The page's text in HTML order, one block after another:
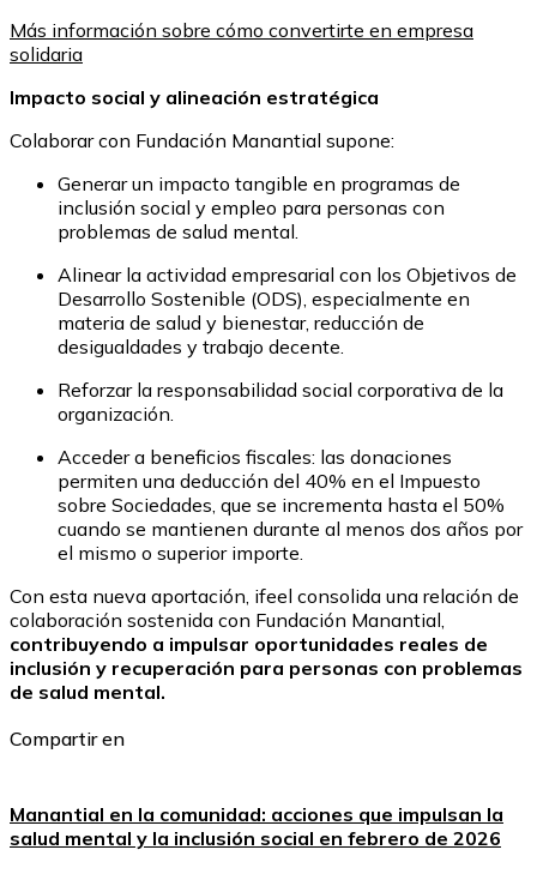
Más información sobre cómo convertirte en empresa
solidaria
Impacto social y alineación estratégica
Colaborar con Fundación Manantial supone:
Generar un impacto tangible en programas de
inclusión social y empleo para personas con
problemas de salud mental.
Alinear la actividad empresarial con los Objetivos de
Desarrollo Sostenible (ODS), especialmente en
materia de salud y bienestar, reducción de
desigualdades y trabajo decente.
Reforzar la responsabilidad social corporativa de la
organización.
Acceder a beneficios fiscales: las donaciones
permiten una deducción del 40% en el Impuesto
sobre Sociedades, que se incrementa hasta el 50%
cuando se mantienen durante al menos dos años por
el mismo o superior importe.
Con esta nueva aportación, ifeel consolida una relación de
colaboración sostenida con Fundación Manantial,
contribuyendo a impulsar oportunidades reales de
inclusión y recuperación para personas con problemas
de salud mental.
Compartir en
Manantial en la comunidad: acciones que impulsan la
salud mental y la inclusión social en febrero de 2026